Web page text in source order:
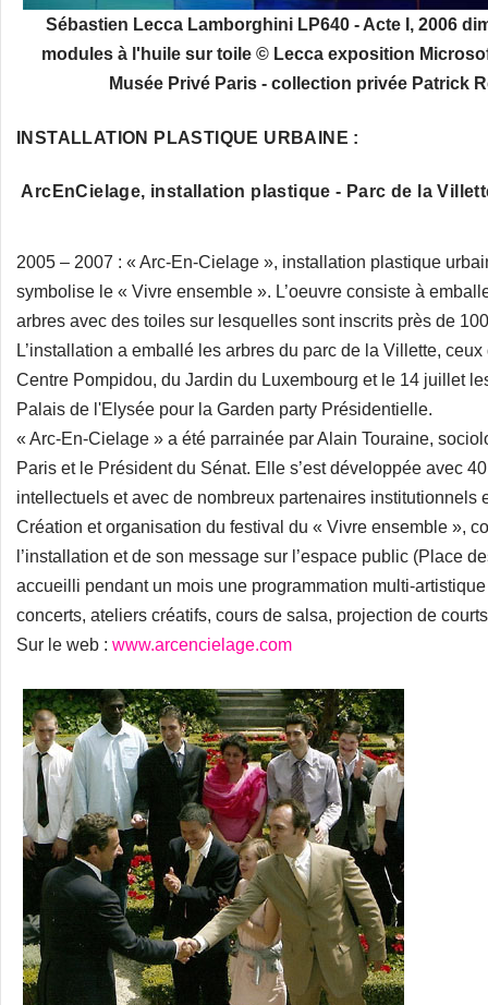
Sébastien Lecca Lamborghini LP640 - Acte I, 2006
modules à l'huile sur toile © Lecca exposition
Musée Privé Paris - collection privée Patrick
INSTALLATION PLASTIQUE URBAINE :
ArcEnCielage, installation plastique - Parc de la
2005 – 2007 : « Arc-En-Cielage », installation plastique
symbolise le « Vivre ensemble ». L’oeuvre consiste à
arbres avec des toiles sur lesquelles sont inscrits près de
L’installation a emballé les arbres du parc de la Villette,
Centre Pompidou, du Jardin du Luxembourg et le 14 juillet
Palais de l'Elysée pour la Garden party Présidentielle.
« Arc-En-Cielage » a été parrainée par Alain Touraine,
Paris et le Président du Sénat. Elle s’est développée avec
intellectuels et avec de nombreux partenaires institutionnels
Création et organisation du festival du « Vivre ensemble »,
l’installation et de son message sur l’espace public (Place
accueilli pendant un mois une programmation multi-
concerts, ateliers créatifs, cours de salsa, projection de
Sur le web : www.arcencielage.com